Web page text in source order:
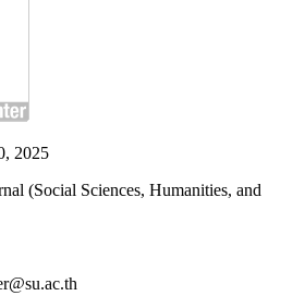
2025
(Social Sciences, Humanities, and